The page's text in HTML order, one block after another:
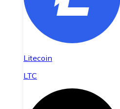
Litecoin
LTC